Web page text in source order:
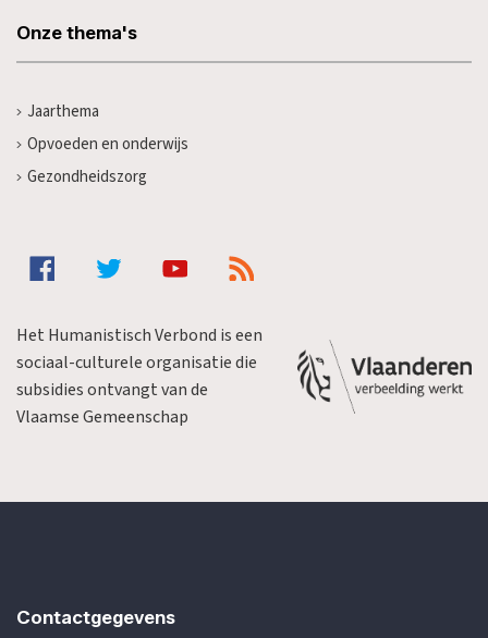
Onze thema's
Jaarthema
Opvoeden en onderwijs
Gezondheidszorg
Het Humanistisch Verbond is een
sociaal-culturele organisatie die
subsidies ontvangt van de
Vlaamse Gemeenschap
Contactgegevens